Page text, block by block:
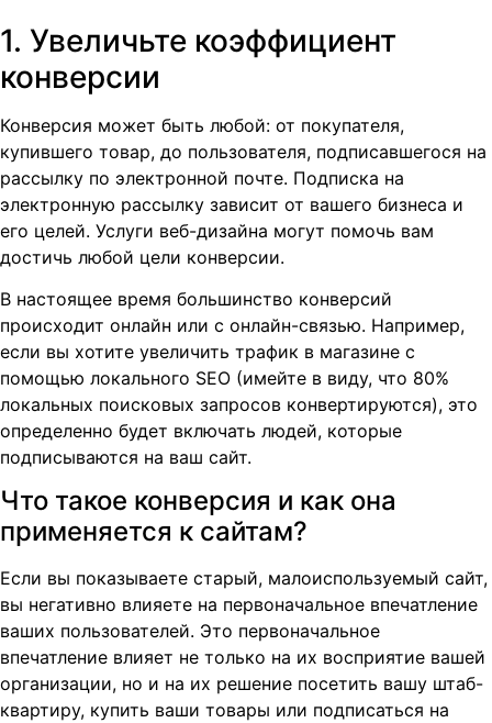
1. Увеличьте коэффициент
конверсии
Конверсия может быть любой: от покупателя,
купившего товар, до пользователя, подписавшегося на
рассылку по электронной почте. Подписка на
электронную рассылку зависит от вашего бизнеса и
его целей. Услуги веб-дизайна могут помочь вам
достичь любой цели конверсии.
В настоящее время большинство конверсий
происходит онлайн или с онлайн-связью. Например,
если вы хотите увеличить трафик в магазине с
помощью локального SEO (имейте в виду, что 80%
локальных поисковых запросов конвертируются), это
определенно будет включать людей, которые
подписываются на ваш сайт.
Что такое конверсия и как она
применяется к сайтам?
Если вы показываете старый, малоиспользуемый сайт,
вы негативно влияете на первоначальное впечатление
ваших пользователей. Это первоначальное
впечатление влияет не только на их восприятие вашей
организации, но и на их решение посетить вашу штаб-
квартиру, купить ваши товары или подписаться на